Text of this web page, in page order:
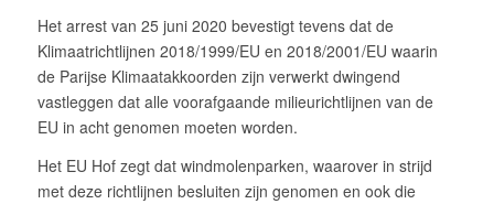
Het arrest van 25 juni 2020 bevestigt tevens dat de
Klimaatrichtlijnen 2018/1999/EU en 2018/2001/EU waarin
de Parijse Klimaatakkoorden zijn verwerkt dwingend
vastleggen dat alle voorafgaande milieurichtlijnen van de
EU in acht genomen moeten worden.
Het EU Hof zegt dat windmolenparken, waarover in strijd
met deze richtlijnen besluiten zijn genomen en ook die